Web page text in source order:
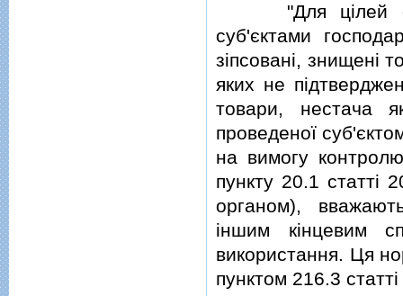
"Для цiлей
суб'єктами
зiпсованi, знищенi
яких не
товари, нестача
проведеної
на вимогу
пункту 20.1 статтi
органом),
iншим кiнцевим
використання. Ця
пунктом 216.3